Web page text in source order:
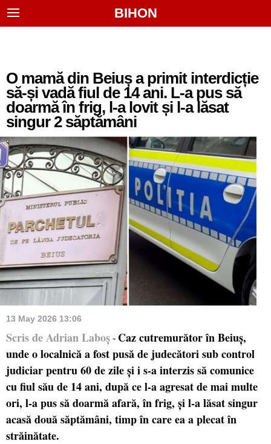
BIHON
O mamă din Beiuș a primit interdicție
să-și vadă fiul de 14 ani. L-a pus să
doarmă în frig, l-a lovit și l-a lăsat
singur 2 săptămâni
13 May 2026 13:06
Scris de Adrian Laboș - Caz cutremurător în Beiuș,
unde o localnică a fost pusă de judecători sub control
judiciar pentru 60 de zile și i s-a interzis să comunice
cu fiul său de 14 ani, după ce l-a agresat de mai multe
ori, l-a pus să doarmă afară, în frig, și l-a lăsat singur
acasă două săptămâni, timp în care ea a plecat în
străinătate.